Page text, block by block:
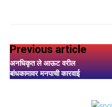
Previous article
अनधिकृत ले आऊट वरील
बांधकामावर मनपाची कारवाई